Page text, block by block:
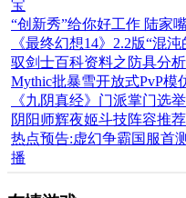
宝
“创新秀”给你好工作 陆家
《最终幻想14》2.2版“混
驭剑士百科资料之防具分析
Mythic批暴雪开放式PvP模
《九阴真经》门派掌门选
阴阳师辉夜姬斗技阵容推
热点预告:虚幻争霸国服首
播